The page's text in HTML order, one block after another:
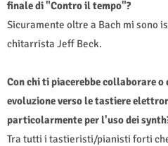
finale di "Contro il tempo"?
Sicuramente oltre a Bach mi sono
chitarrista Jeff Beck.
Con chi ti piacerebbe collaborare
evoluzione verso le tastiere
particolarmente per l'uso dei
Tra tutti i tastieristi/pianisti forti